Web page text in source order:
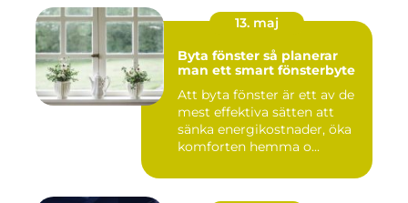
13. maj
Byta fönster så planerar
man ett smart fönsterbyte
Att byta fönster är ett av de
mest effektiva sätten att
sänka energikostnader, öka
komforten hemma o...